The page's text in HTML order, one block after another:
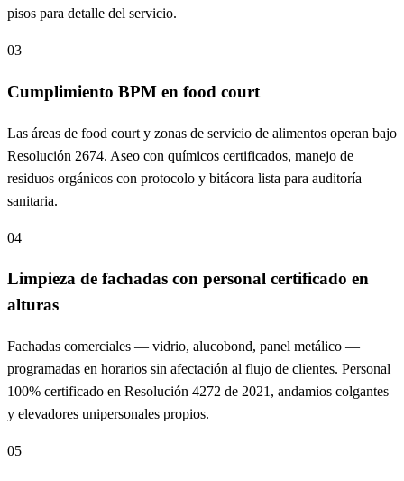
pisos para detalle del servicio.
03
Cumplimiento BPM en food court
Las áreas de food court y zonas de servicio de alimentos operan bajo
Resolución 2674. Aseo con químicos certificados, manejo de
residuos orgánicos con protocolo y bitácora lista para auditoría
sanitaria.
04
Limpieza de fachadas con personal certificado en
alturas
Fachadas comerciales — vidrio, alucobond, panel metálico —
programadas en horarios sin afectación al flujo de clientes. Personal
100% certificado en Resolución 4272 de 2021, andamios colgantes
y elevadores unipersonales propios.
05